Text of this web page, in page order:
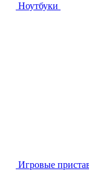
Ноутбуки
Игровые